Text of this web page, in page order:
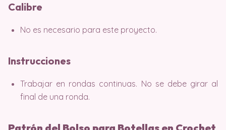
Calibre
No es necesario para este proyecto.
Instrucciones
Trabajar en rondas continuas. No se debe girar al
final de una ronda.